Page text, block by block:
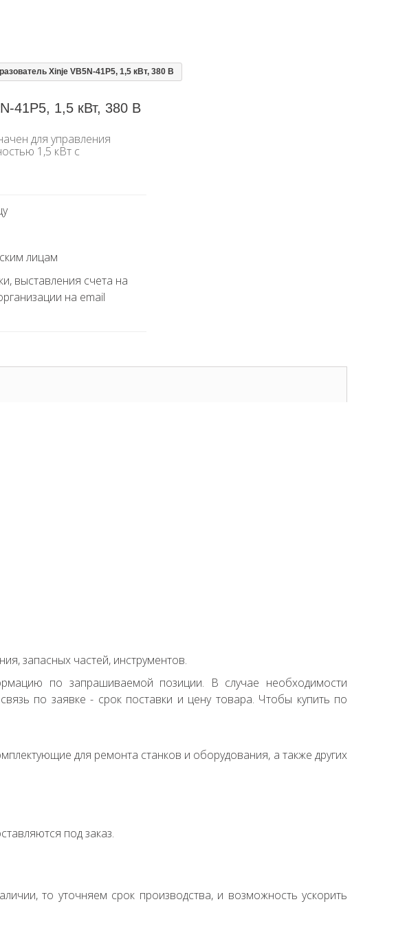
Xinje VB5N-41P5, 1,5 кВт, 380 В
41P5, 1,5 кВт, 380 В
для управления
1,5 кВт с
лицам
выставления счета на
на email
запасных частей, инструментов.
по запрашиваемой позиции. В случае необходимости
по заявке - срок поставки и цену товара. Чтобы купить по
для ремонта станков и оборудования, а также других
под заказ.
то уточняем срок производства, и возможность ускорить